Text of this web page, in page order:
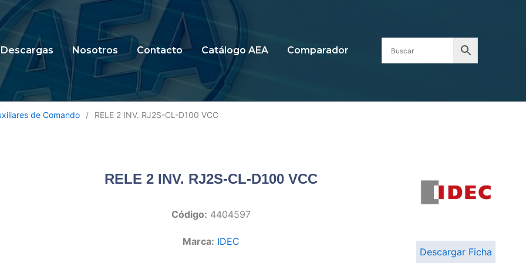
Descargas Nosotros Contacto Catálogo AEA Comparador
de Comando / RELE 2 INV. RJ2S-CL-D100 VCC
RELE 2 INV. RJ2S-CL-D100 VCC
Código: 4404597
Marca: IDEC
Descargar Ficha